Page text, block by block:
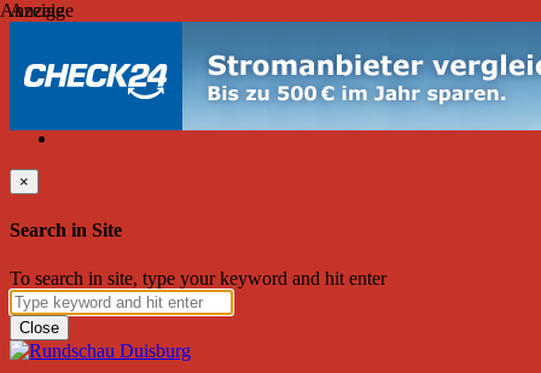
Samstag, August 08, 2026
Friend on Facebook Follow on Twitter Subscribe to RSS
×
Search in Site
To search in site, type your keyword and hit enter
Close
Anzeige
Anzeige